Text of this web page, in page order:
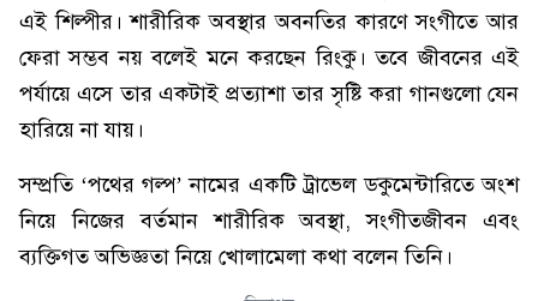
এই শিল্পীর। শারীরিক অবস্থার অবনতির কারণে সংগীতে আর
ফেরা সম্ভব নয় বলেই মনে করছেন রিংকু। তবে জীবনের এই
পর্যায়ে এসে তার একটাই প্রত্যাশা তার সৃষ্টি করা গানগুলো যেন
হারিয়ে না যায়।
সম্প্রতি ‘পথের গল্প’ নামের একটি ট্রাভেল ডকুমেন্টারিতে অংশ
নিয়ে নিজের বর্তমান শারীরিক অবস্থা, সংগীতজীবন এবং
ব্যক্তিগত অভিজ্ঞতা নিয়ে খোলামেলা কথা বলেন তিনি।